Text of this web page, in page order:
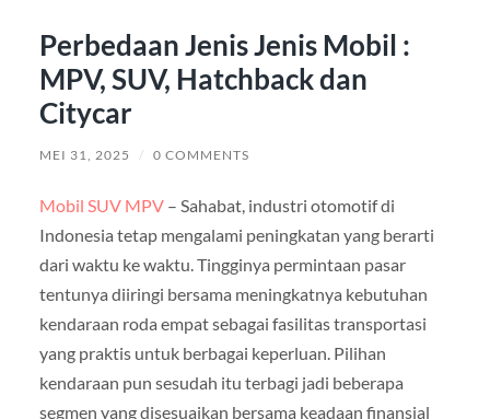
Perbedaan Jenis Jenis Mobil :
MPV, SUV, Hatchback dan
Citycar
MEI 31, 2025 / 0 COMMENTS
Mobil SUV MPV– Sahabat, industri otomotif di
Indonesia tetap mengalami peningkatan yang berarti
dari waktu ke waktu. Tingginya permintaan pasar
tentunya diiringi bersama meningkatnya kebutuhan
kendaraan roda empat sebagai fasilitas transportasi
yang praktis untuk berbagai keperluan. Pilihan
kendaraan pun sesudah itu terbagi jadi beberapa
segmen yang disesuaikan bersama keadaan finansial